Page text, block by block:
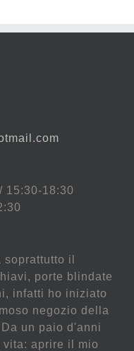
15:30-18:30
il
porte blindate
infatti ho iniziato
negozio della
un paio d'anni
aprire il mio